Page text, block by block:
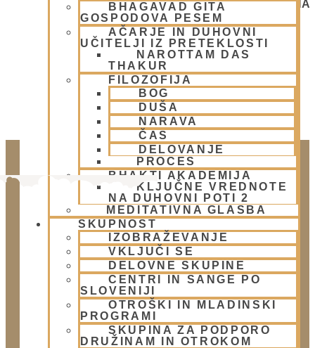
BHAGAVAD GITA
GOSPODOVA PESEM
AČARJE IN DUHOVNI
UČITELJI IZ PRETEKLOSTI
NAROTTAM DAS
THAKUR
FILOZOFIJA
BOG
DUŠA
NARAVA
ČAS
DELOVANJE
PROCES
BHAKTI AKADEMIJA
KLJUČNE VREDNOTE
NA DUHOVNI POTI 2
MEDITATIVNA GLASBA
SKUPNOST
IZOBRAŽEVANJE
VKLJUČI SE
DELOVNE SKUPINE
CENTRI IN SANGE PO
SLOVENIJI
OTROŠKI IN MLADINSKI
PROGRAMI
SKUPINA ZA PODPORO
DRUŽINAM IN OTROKOM
NEDELJSKO SREČANJE - CENTER HARE KRIŠNA
LJUBLJANA
Klikni gumb spodaj.
Doniraj